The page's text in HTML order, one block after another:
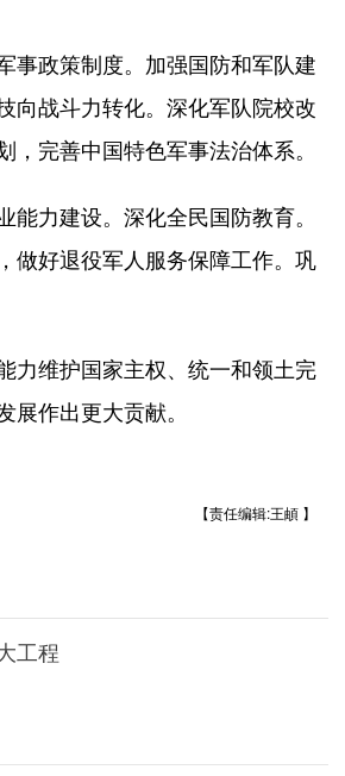
政策制度。加强国防和军队建
向战斗力转化。深化军队院校改
完善中国特色军事法治体系。
力建设。深化全民国防教育。
做好退役军人服务保障工作。巩
维护国家主权、统一和领土完
作出更大贡献。
【责任编辑:王頔 】
工程